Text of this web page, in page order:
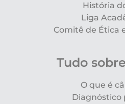
História
Liga
Comitê de Ética
Tudo
O que é
Diagnóstico